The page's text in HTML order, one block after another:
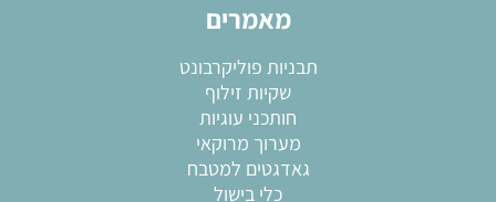
מאמרים
תבניות פוליקרבונט
שקיות זילוף
חותכני עוגיות
מערוך מרוקאי
גאדגטים למטבח
כלי בישול